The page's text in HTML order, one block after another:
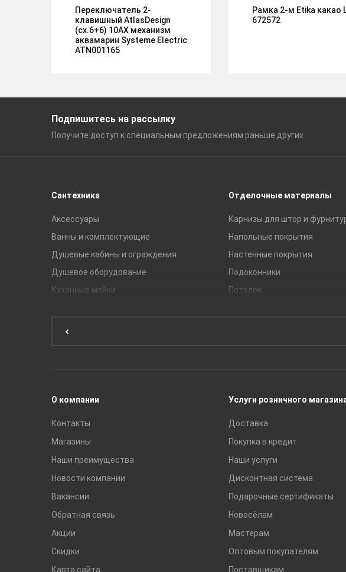
Переключатель 2-
клавишный AtlasDesign
(сх.6+6) 10AX механизм
аквамарин Systeme Electric
ATN001165
Рамка 2-м Etika какао
672572
Подпишитесь на рассылку
Получите доступ к специальным предложениям раньше других
Сантехника
Аксессуары
Ванны и комплектующие
Душевые кабины и ограждения
Душевое оборудование
Кухонные мойки
Отделочные материалы
Карнизы для штор и
Напольные покрытия
Настенные покрытия
Подоконники
Потолок
О компании
Контакты
Магазины
Наши преимущества
Новости компании
Вакансии
Обратная связь
Акции
Скидки
Карта сайта
Услуги розничного
Доставка
Покупка в кредит
Наши услуги
Дисконтная система
Подарочные сертификаты
Новосёлам
Мастерам
Оптовым покупателям
Поставщикам